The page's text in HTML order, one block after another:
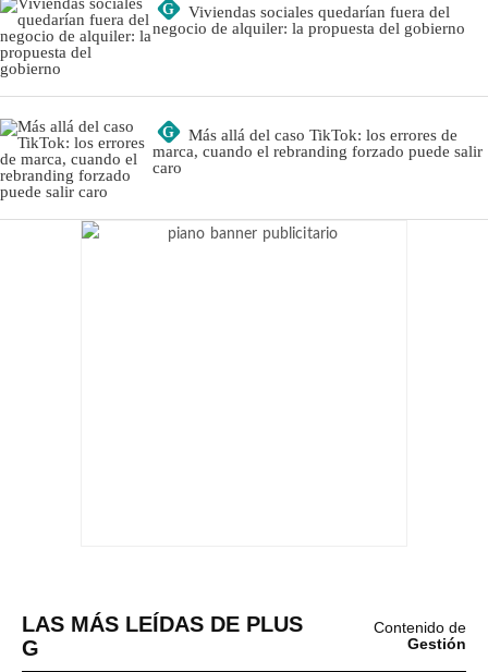
G
Viviendas sociales quedarían fuera del
negocio de alquiler: la propuesta del gobierno
G
Más allá del caso TikTok: los errores de
marca, cuando el rebranding forzado puede salir
caro
LAS MÁS LEÍDAS DE PLUS
G
Contenido de
Gestión